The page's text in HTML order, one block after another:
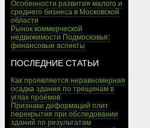
Особенности развития малого и
среднего бизнеса в Московской
области
Рынок коммерческой
недвижимости Подмосковья:
финансовые аспекты
ПОСЛЕДНИЕ СТАТЬИ
Как проявляется неравномерная
осадка здания по трещинам в
углах проёмов
Признаки деформаций плит
перекрытия при обследовании
зданий по результатам